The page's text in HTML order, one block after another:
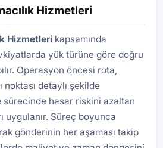
Hizmetleri
Hizmetleri kapsamında
yük türüne göre doğru
Operasyon öncesi rota,
noktası detaylı şekilde
sürecinde hasar riskini azaltan
uygulanır. Süreç boyunca
gönderinin her aşaması takip